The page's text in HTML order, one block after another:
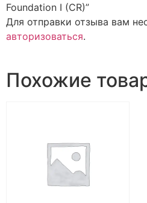
Foundation I (CR)”
Для отправки отзыва вам
авторизоваться.
Похожие